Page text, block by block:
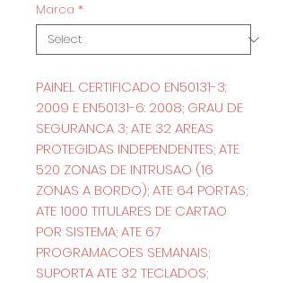
Marca *
PAINEL CERTIFICADO EN50131-3:
2009 E EN50131-6: 2008; GRAU DE
SEGURANCA 3; ATE 32 AREAS
PROTEGIDAS INDEPENDENTES; ATE
520 ZONAS DE INTRUSAO (16
ZONAS A BORDO); ATE 64 PORTAS;
ATE 1000 TITULARES DE CARTAO
POR SISTEMA; ATE 67
PROGRAMACOES SEMANAIS;
SUPORTA ATE 32 TECLADOS;